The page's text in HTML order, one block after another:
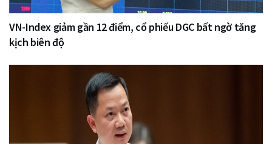
VN-Index giảm gần 12 điểm, cổ phiếu DGC bất ngờ tăng
kịch biên độ